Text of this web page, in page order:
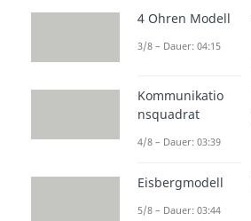
Kommunikation
emotionale
den
stattdessen
Bedürfnisse des
einzugehen.
Studyflix
einem
4 Ohren Modell
3/8 – Dauer: 04:15
Kommunikatio
nsquadrat
4/8 – Dauer: 03:39
Eisbergmodell
5/8 – Dauer: 03:44